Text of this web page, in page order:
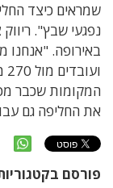
שמראים כיצד
נפגעי שבץ".
באירופה. "אנחנו
המקומות שכבר
את החליפה גם
פורסם